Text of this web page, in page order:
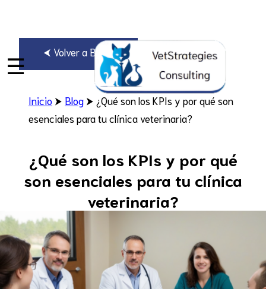
☰ ⮜ Volver a Blogs
Inicio ⮞ Blog ⮞ ¿Qué son los KPIs y por qué son
esenciales para tu clínica veterinaria?
¿Qué son los KPIs y por qué
son esenciales para tu clínica
veterinaria?